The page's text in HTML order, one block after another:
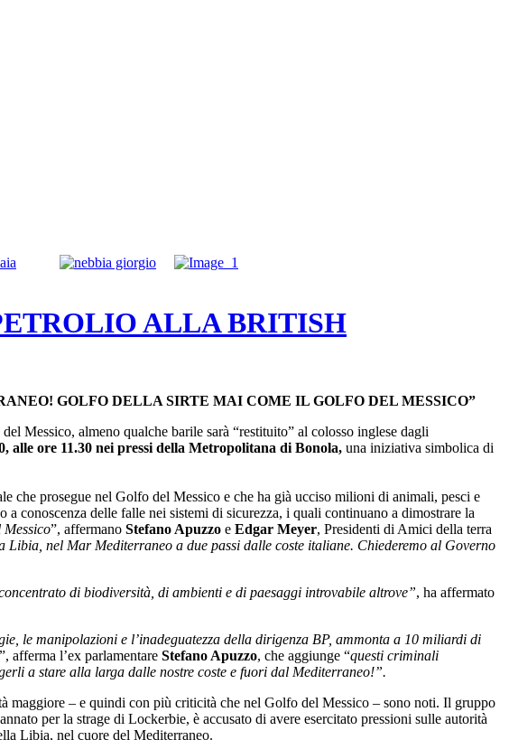
ALLA BRITISH
GOLFO DELLA SIRTE MAI COME IL GOLFO DEL MESSICO”
Messico, almeno qualche barile sarà “restituito” al colosso inglese dagli
alle ore 11.30 nei pressi della Metropolitana di Bonola, una iniziativa simbolica di
che prosegue nel Golfo del Messico e che ha già ucciso milioni di animali, pesci e
conoscenza delle falle nei sistemi di sicurezza, i quali continuano a dimostrare la
Messico”, affermano Stefano Apuzzo e Edgar Meyer, Presidenti di Amici della terra
nel Mar Mediterraneo a due passi dalle coste italiane. Chiederemo al Governo
di biodiversità, di ambienti e di paesaggi introvabile altrove”, ha affermato
le manipolazioni e l’inadeguatezza della dirigenza BP, ammonta a 10 miliardi di
”, afferma l’ex parlamentare Stefano Apuzzo, che aggiunge “questi criminali
a stare alla larga dalle nostre coste e fuori dal Mediterraneo!”.
maggiore – e quindi con più criticità che nel Golfo del Messico – sono noti. Il gruppo
per la strage di Lockerbie, è accusato di avere esercitato pressioni sulle autorità
Libia, nel cuore del Mediterraneo.